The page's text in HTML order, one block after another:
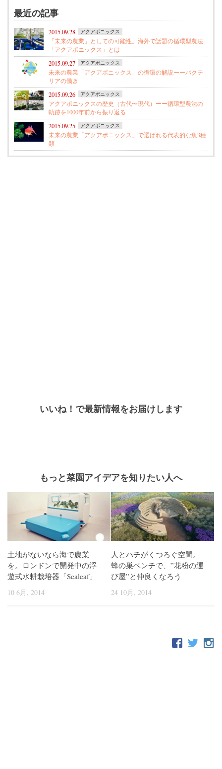
最近の記事
2015.09.28 アクアポニックス
「未来の農業」としての可能性。海外で話題の循環型農法
「アクアポニックス」とは
2015.09.27
アクアポニックス
未来の農業「アクアポニックス」の循環の解説ーーバクテ
リアの働き
2015.09.26
アクアポニックス
アクアポニックスの歴史（古代〜現代）ーー循環型農法の
軌跡を1000年前から振り返る
2015.09.25
アクアポニックス
未来の農業「アクアポニックス」で選ばれる代表的な魚3種
類
いいね！で最新情報をお届けします
もっと菜園アイデアを知りたい人へ
土地がないなら海で農業
を。ロンドンで開発中の浮
遊式水耕栽培器「Sealeaf」
10 6月, 2014
人とハチがくつろぐ空間。
蜂の巣ベンチで、”花粉の運
び屋”と仲良くなろう
24 10月, 2014